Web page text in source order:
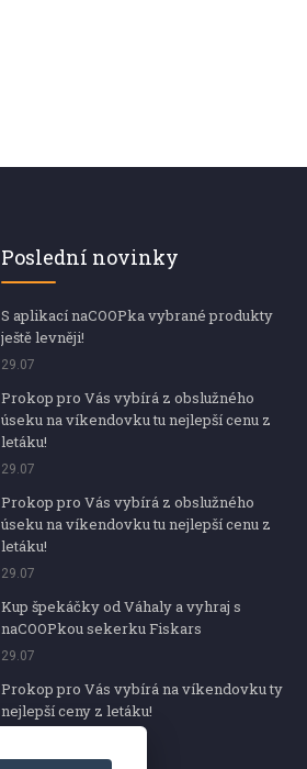
Poslední novinky
S aplikací naCOOPka vybrané produkty
ještě levněji!
29.07
Prokop pro Vás vybírá z obslužného
úseku na víkendovku tu nejlepší cenu z
letáku!
29.07
Prokop pro Vás vybírá z obslužného
úseku na víkendovku tu nejlepší cenu z
letáku!
29.07
Kup špekáčky od Váhaly a vyhraj s
naCOOPkou sekerku Fiskars
29.07
Prokop pro Vás vybírá na víkendovku ty
nejlepší ceny z letáku!